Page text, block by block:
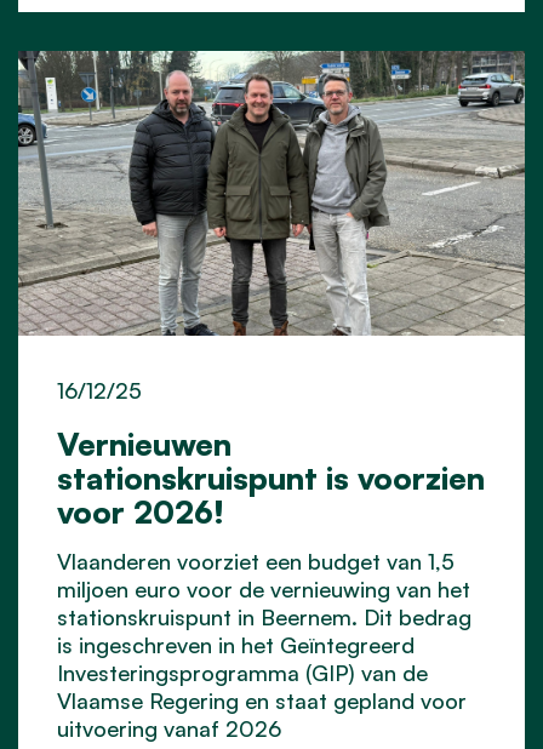
Vernieuwen
stationskruispunt is voorzien
voor 2026!
16/12/25
Vlaanderen voorziet een budget van 1,5
miljoen euro voor de vernieuwing van het
stationskruispunt in Beernem. Dit bedrag
is ingeschreven in het Geïntegreerd
Investeringsprogramma (GIP) van de
Vlaamse Regering en staat gepland voor
uitvoering vanaf 2026